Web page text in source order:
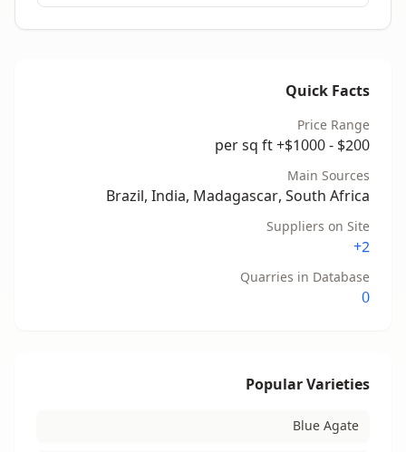
Quick Facts
Price Range
$200 - $1000+ per sq ft
Main Sources
Brazil, India, Madagascar, South Africa
Suppliers on Site
2+
Quarries in Database
0
Popular Varieties
Blue Agate